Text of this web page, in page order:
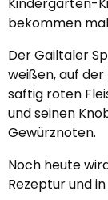
bekommen
Der Gailtaler
weißen, auf
saftig roten
und seinen
Gewürznoten.
Noch heute
Rezeptur und